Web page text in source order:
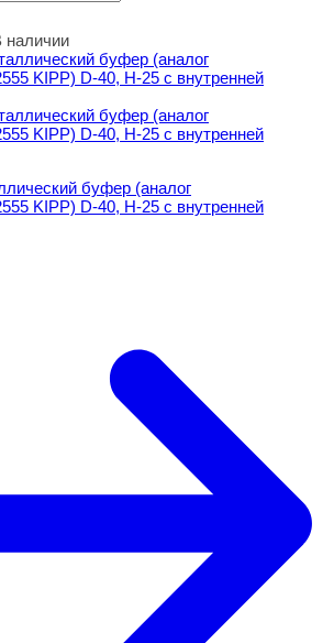
буфер (аналог K0573.04002555
наличии
буфер (аналог
KIPP) D-40, H-25 с внутренней